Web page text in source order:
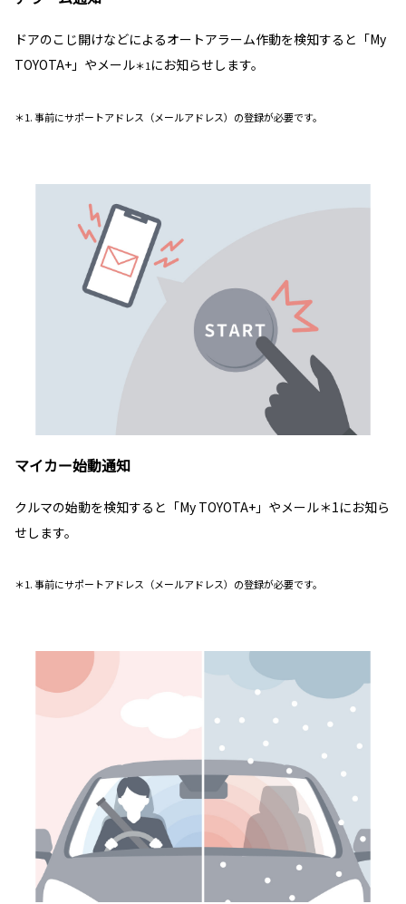
ドアのこじ開けなどによるオートアラーム作動を検知すると「My
TOYOTA+」やメール＊1にお知らせします。
＊1. 事前にサポートアドレス（メールアドレス）の登録が必要です。
マイカー始動通知
クルマの始動を検知すると「My TOYOTA+」やメール＊1にお知ら
せします。
＊1. 事前にサポートアドレス（メールアドレス）の登録が必要です。